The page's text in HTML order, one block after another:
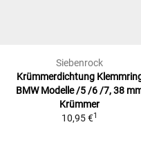
Siebenrock
Krümmerdichtung
BMW Modelle /5 /6 /7, 38
Krümmer
10,95 €1